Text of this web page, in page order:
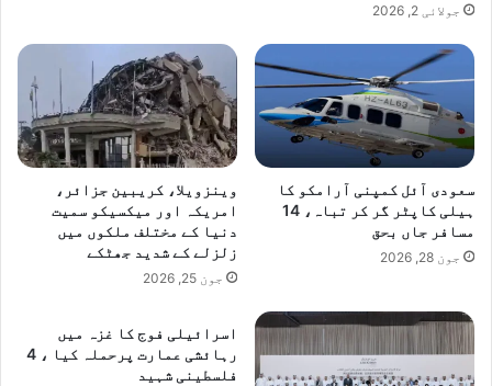
جولائی 2, 2026
سعودی آئل کمپنی آرامکو کا
ہیلی کاپٹر گر کر تباہ، 14
مسافر جاں بحق
جون 28, 2026
وینزویلا، کریبین جزائر،
امریکہ اور میکسیکو سمیت
دنیا کے مختلف ملکوں میں
زلزلے کے شدید جھٹکے
جون 25, 2026
اسرائیلی فوج کا غزہ میں
رہائشی عمارت پرحملہ کیا ، 4
فلسطینی شہید